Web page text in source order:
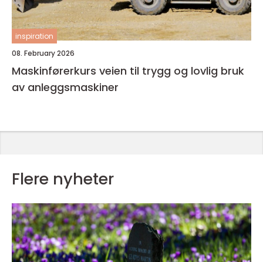
inspiration
08. February 2026
Maskinførerkurs veien til trygg og lovlig bruk
av anleggsmaskiner
Flere nyheter